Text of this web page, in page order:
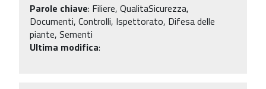
Parole chiave: Filiere, QualitaSicurezza,
Documenti, Controlli, Ispettorato, Difesa delle
piante, Sementi
Ultima modifica: